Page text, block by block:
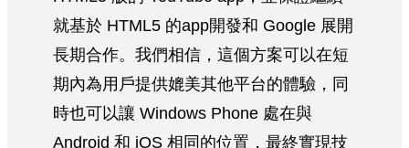
就基於 HTML5 的app開發和 Google 展開
長期合作。我們相信，這個方案可以在短
期內為用戶提供媲美其他平台的體驗，同
時也可以讓 Windows Phone 處在與
Android 和 iOS 相同的位置，最終實現技